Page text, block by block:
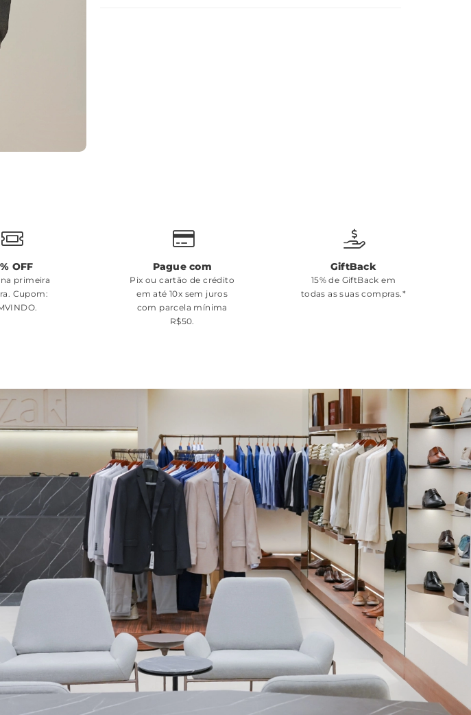
OFF
primeira
Cupom:
.
Pague com
Pix ou cartão de crédito
em até 10x sem juros
com parcela mínima
R$50.
GiftBack
15% de GiftBack em
todas as suas compras.*